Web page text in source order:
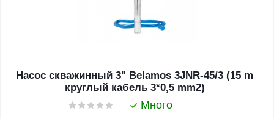
Насос скважинный 3" Belamos 3JNR-45/3 (15 m
круглый кабель 3*0,5 mm2)
Много